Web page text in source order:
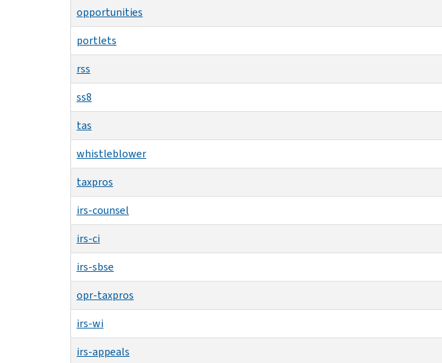
opportunities
portlets
rss
ss8
tas
whistleblower
taxpros
irs-counsel
irs-ci
irs-sbse
opr-taxpros
irs-wi
irs-appeals